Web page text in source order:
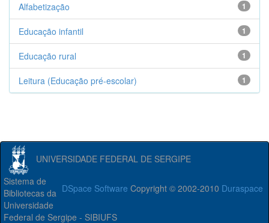
1
Alfabetização
1
Educação infantil
1
Educação rural
1
Leitura (Educação pré-escolar)
UNIVERSIDADE FEDERAL DE SERGIPE
DSpace Software Copyright © 2002-2010 Duraspace
Sistema de
Bibliotecas da
Universidade
Federal de Sergipe - SIBIUFS